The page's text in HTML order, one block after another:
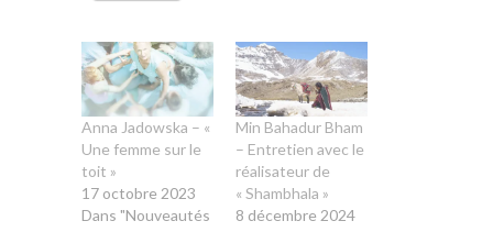
Anna Jadowska – «
Une femme sur le
toit »
17 octobre 2023
Dans "Nouveautés
Min Bahadur Bham
– Entretien avec le
réalisateur de
« Shambhala »
8 décembre 2024